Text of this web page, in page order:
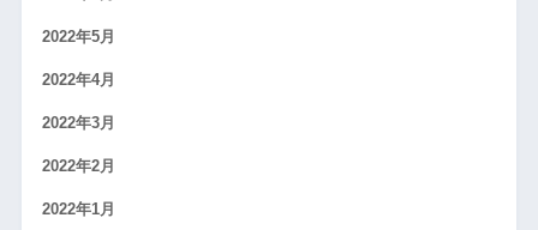
2022年5月
2022年4月
2022年3月
2022年2月
2022年1月